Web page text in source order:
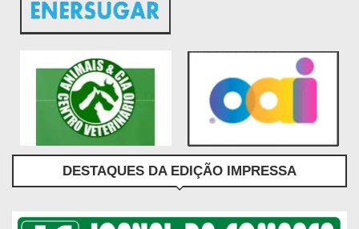
DESTAQUES DA EDIÇÃO IMPRESSA